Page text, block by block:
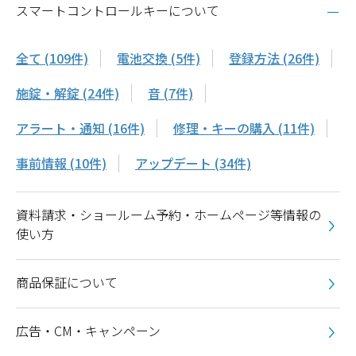
スマートコントロールキーについて
全て (109件) 電池交換 (5件)
登録方法 (26件)
施錠・解錠 (24件)
音 (7件)
アラート・通知 (16件)
修理・キーの購入 (11件)
事前情報 (10件)
アップデート (34件)
資料請求・ショールーム予約・ホームページ等情報の
使い方
商品保証について
広告・CM・キャンペーン